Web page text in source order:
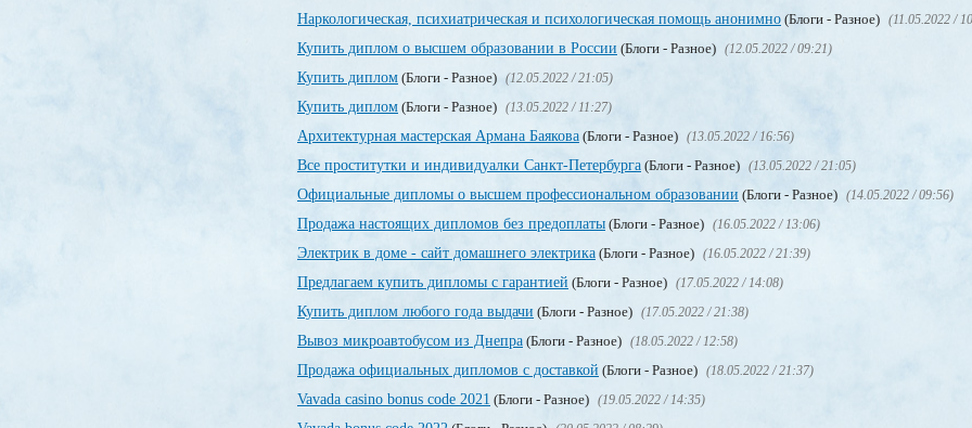
Наркологическая, психиатрическая и психологическая помощь анонимно (Блоги - Разное) (11.05.2022 /
Купить диплом о высшем образовании в России (Блоги - Разное) (12.05.2022 / 09:21)
Купить диплом (Блоги - Разное) (12.05.2022 / 21:05)
Купить диплом (Блоги - Разное) (13.05.2022 / 11:27)
Архитектурная мастерская Армана Баякова (Блоги - Разное) (13.05.2022 / 16:56)
Все проститутки и индивидуалки Санкт-Петербурга (Блоги - Разное) (13.05.2022 / 21:05)
Официальные дипломы о высшем профессиональном образовании (Блоги - Разное) (14.05.2022 / 09:56)
Продажа настоящих дипломов без предоплаты (Блоги - Разное) (16.05.2022 / 13:06)
Электрик в доме - сайт домашнего электрика (Блоги - Разное) (16.05.2022 / 21:39)
Предлагаем купить дипломы с гарантией (Блоги - Разное) (17.05.2022 / 14:08)
Купить диплом любого года выдачи (Блоги - Разное) (17.05.2022 / 21:38)
Вывоз микроавтобусом из Днепра (Блоги - Разное) (18.05.2022 / 12:58)
Продажа официальных дипломов с доставкой (Блоги - Разное) (18.05.2022 / 21:37)
Vavada casino bonus code 2021 (Блоги - Разное) (19.05.2022 / 14:35)